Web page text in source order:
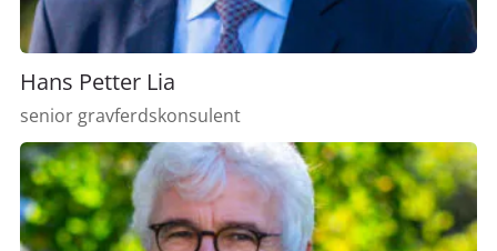
Hans Petter Lia
senior gravferdskonsulent